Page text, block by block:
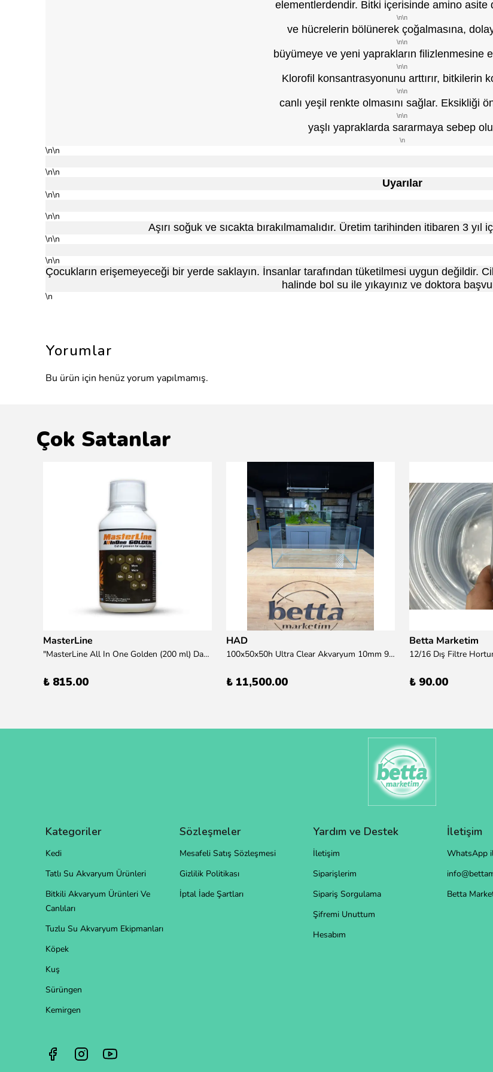
elementlerdendir. Bitki içerisinde amino asite
\n\n
ve hücrelerin bölünerek çoğalmasına,
\n\n
büyümeye ve yeni yaprakların filizlenmesine
\n\n
Klorofil konsantrasyonunu arttırır, bitkilerin
\n\n
canlı yeşil renkte olmasını sağlar. Eksikliği
\n\n
yaşlı yapraklarda sararmaya sebep
\n
\n\n
\n\n
Uyarılar
\n\n
\n\n
Aşırı soğuk ve sıcakta bırakılmamalıdır. Üretim tarihinden itibaren 3
\n\n
\n\n
Çocukların erişemeyeceği bir yerde saklayın. İnsanlar tarafından tüketilmesi uygun değildir.
halinde bol su ile yıkayınız ve doktora
\n
Yorumlar
Bu ürün için henüz yorum yapılmamış.
Çok Satanlar
MasterLine
"MasterLine All In One Golden (200 ml) Daha yüksek zorluk derecesine sahip bitkiler için Özel formül Tam Besin "
₺ 815.00
HAD
100x50x50h Ultra Clear Akvaryum 10mm 90derece Birleşim /Sadece Otobüs Kargosu ile Gönderim Yapılır !
₺ 11,500.00
Betta Marketim
12/16 Dış Filtre
₺ 90.00
Kategoriler
Kedi
Tatlı Su Akvaryum Ürünleri
Bitkili Akvaryum Ürünleri Ve
Canlıları
Tuzlu Su Akvaryum Ekipmanları
Köpek
Kuş
Sürüngen
Kemirgen
Sözleşmeler
Mesafeli Satış Sözleşmesi
Gizlilik Politikası
İptal İade Şartları
Yardım ve Destek
İletişim
Siparişlerim
Sipariş Sorgulama
Şifremi Unuttum
Hesabım
İletişim
WhatsApp
Betta